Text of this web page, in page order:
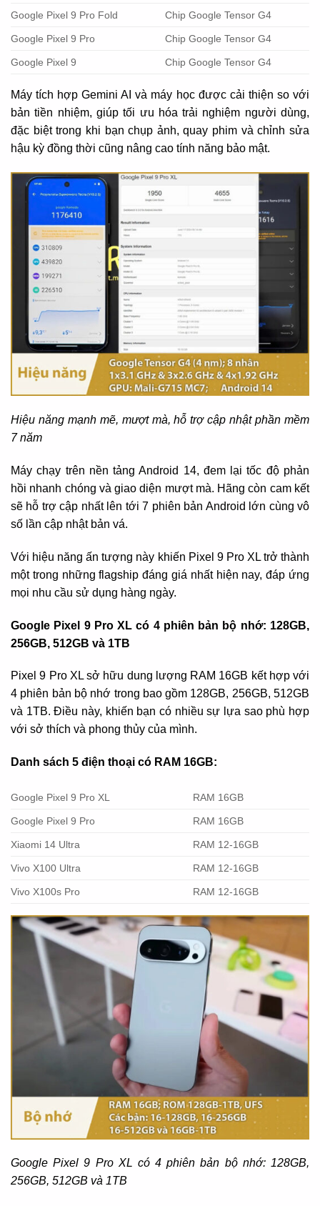
Google Pixel 9 Pro Fold Chip Google Tensor G4
Google Pixel 9 Pro Chip Google Tensor G4
Google Pixel 9 Chip Google Tensor G4
Máy tích hợp Gemini AI và máy học được cải thiện so với
bản tiền nhiệm, giúp tối ưu hóa trải nghiệm người dùng,
đặc biệt trong khi bạn chụp ảnh, quay phim và chỉnh sửa
hậu kỳ đồng thời cũng nâng cao tính năng bảo mật.
Hiệu năng mạnh mẽ, mượt mà, hỗ trợ cập nhật phần mềm
7 năm
Máy chạy trên nền tảng Android 14, đem lại tốc độ phản
hồi nhanh chóng và giao diện mượt mà. Hãng còn cam kết
sẽ hỗ trợ cập nhất lên tới 7 phiên bản Android lớn cùng vô
số lần cập nhật bản vá.
Với hiệu năng ấn tượng này khiến Pixel 9 Pro XL trở thành
một trong những flagship đáng giá nhất hiện nay, đáp ứng
mọi nhu cầu sử dụng hàng ngày.
Google Pixel 9 Pro XL có 4 phiên bản bộ nhớ: 128GB,
256GB, 512GB và 1TB
Pixel 9 Pro XL sở hữu dung lượng RAM 16GB kết hợp với
4 phiên bản bộ nhớ trong bao gồm 128GB, 256GB, 512GB
và 1TB. Điều này, khiến bạn có nhiều sự lựa sao phù hợp
với sở thích và phong thủy của mình.
Danh sách 5 điện thoại có RAM 16GB:
Google Pixel 9 Pro XL RAM 16GB
Google Pixel 9 Pro RAM 16GB
Xiaomi 14 Ultra RAM 12-16GB
Vivo X100 Ultra RAM 12-16GB
Vivo X100s Pro RAM 12-16GB
Google Pixel 9 Pro XL có 4 phiên bản bộ nhớ: 128GB,
256GB, 512GB và 1TB